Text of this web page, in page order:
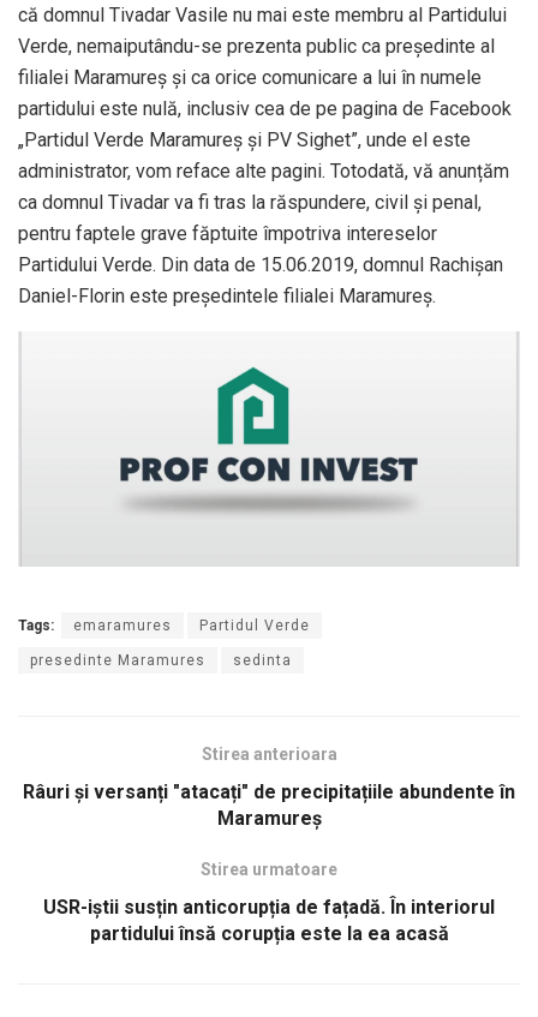
că domnul Tivadar Vasile nu mai este membru al Partidului
Verde, nemaiputându-se prezenta public ca președinte al
filialei Maramureș și ca orice comunicare a lui în numele
partidului este nulă, inclusiv cea de pe pagina de Facebook
„Partidul Verde Maramureș și PV Sighet”, unde el este
administrator, vom reface alte pagini. Totodată, vă anunțăm
ca domnul Tivadar va fi tras la răspundere, civil și penal,
pentru faptele grave făptuite împotriva intereselor
Partidului Verde. Din data de 15.06.2019, domnul Rachișan
Daniel-Florin este președintele filialei Maramureș.
Tags: emaramures Partidul Verde
presedinte Maramures sedinta
Stirea anterioara
Râuri și versanți "atacați" de precipitațiile abundente în
Maramureș
Stirea urmatoare
USR-iștii susțin anticorupția de fațadă. În interiorul
partidului însă corupția este la ea acasă